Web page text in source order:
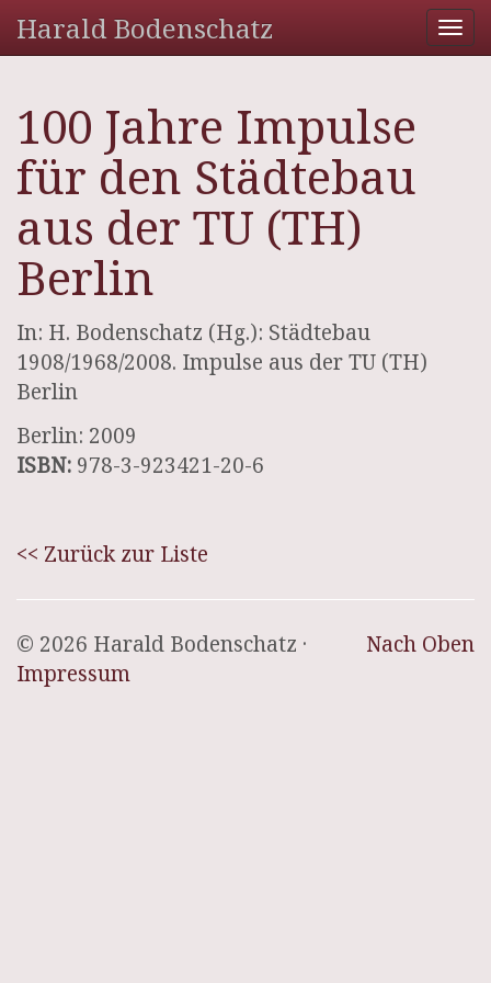
Harald Bodenschatz
100 Jahre Impulse
für den Städtebau
aus der TU (TH)
Berlin
In: H. Bodenschatz (Hg.): Städtebau
1908/1968/2008. Impulse aus der TU (TH)
Berlin
Berlin: 2009
ISBN: 978-3-923421-20-6
<< Zurück zur Liste
Nach Oben
© 2026 Harald Bodenschatz ·
Impressum